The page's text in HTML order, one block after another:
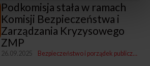
Podkomisja stała w ramach
Komisji Bezpieczeństwa i
Zarządzania Kryzysowego
ZMP
26.09.2025 Bezpieczeństwo i porządek publiczny